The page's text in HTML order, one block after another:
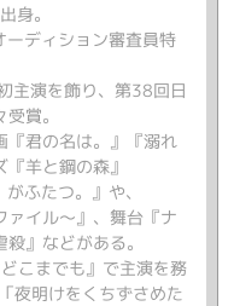
身。
ディション審査員特
主演を飾り、第38回日
賞。
『君の名は。』『溺れ
羊と鋼の森』
ふたつ。』や、
ァイル～』、舞台『ナ
』などがある。
こまでも』で主演を務
夜明けをくちずさめた